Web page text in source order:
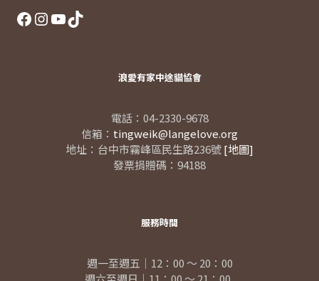
Facebook
Instagram
YouTube
TikTok
浪愛有家中途貓協會
電話：04-2330-9678
信箱： tingweik@langelove.org
地址：台中市霧峰區民生路236號[地圖]
發票捐贈碼：94188
服務時間
週一至週五｜12：00 ～ 20：00